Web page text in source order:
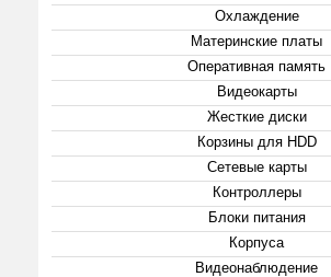
Охлаждение
Материнские платы
Оперативная память
Видеокарты
Жесткие диски
Корзины для HDD
Сетевые карты
Контроллеры
Блоки питания
Корпуса
Видеонаблюдение